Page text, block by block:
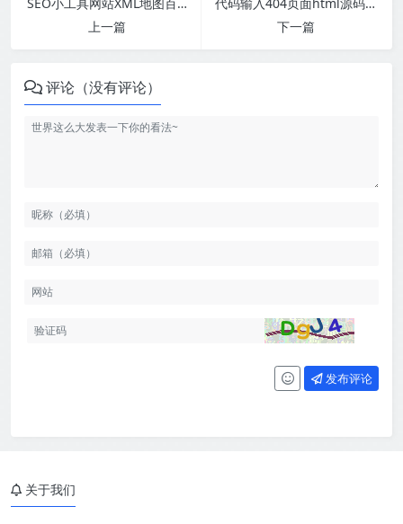
SEO小工具网站XML地图百度推送工具
上一篇
代码输入404页面html源码分享
下一篇
评论（没有评论）
发布评论
关于我们